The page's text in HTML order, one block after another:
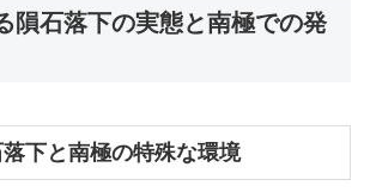
隕石落下の実態と南極での発
下と南極の特殊な環境